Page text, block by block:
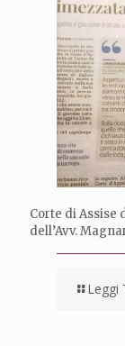
Corte di Assise
dell’Avv.
Leggi